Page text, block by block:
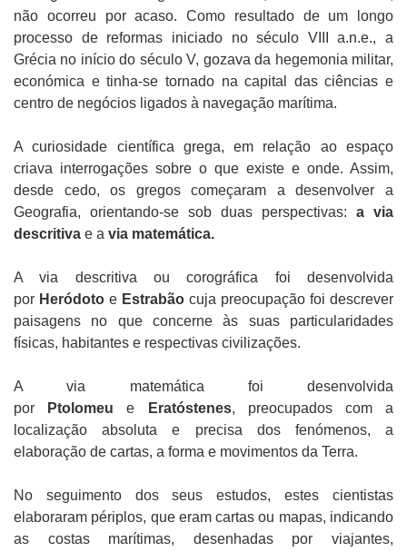
não ocorreu por acaso. Como resultado de um longo
processo de reformas iniciado no século VIII a.n.e., a
Grécia no início do século V, gozava da hegemonia militar,
económica e tinha-se tornado na capital das ciências e
centro de negócios ligados à navegação marítima.
A curiosidade científica grega, em relação ao espaço
criava interrogações sobre o que existe e onde. Assim,
desde cedo, os gregos começaram a desenvolver a
Geografia, orientando-se sob duas perspectivas: a via
descritiva e a via matemática.
A via descritiva ou corográfica foi desenvolvida
por Heródoto e Estrabão cuja preocupação foi descrever
paisagens no que concerne às suas particularidades
físicas, habitantes e respectivas civilizações.
A via matemática foi desenvolvida
por
Ptolomeu e Eratóstenes, preocupados com a
localização absoluta e precisa dos fenómenos, a
elaboração de cartas, a forma e movimentos da Terra.
No seguimento dos seus estudos, estes cientistas
elaboraram périplos, que eram cartas ou mapas, indicando
as costas marítimas, desenhadas por viajantes,